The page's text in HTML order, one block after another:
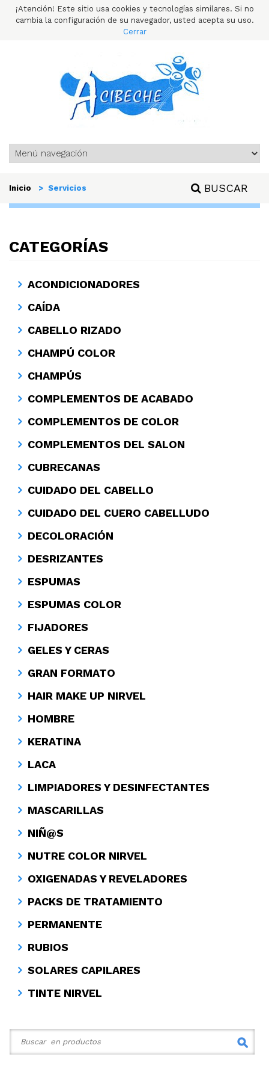
¡Atención! Este sitio usa cookies y tecnologías similares. Si no
cambia la configuración de su navegador, usted acepta su uso.
Cerrar
Inicio > Servicios BUSCAR
CATEGORÍAS
ACONDICIONADORES
CAÍDA
CABELLO RIZADO
CHAMPÚ COLOR
CHAMPÚS
COMPLEMENTOS DE ACABADO
COMPLEMENTOS DE COLOR
COMPLEMENTOS DEL SALON
CUBRECANAS
CUIDADO DEL CABELLO
CUIDADO DEL CUERO CABELLUDO
DECOLORACIÓN
DESRIZANTES
ESPUMAS
ESPUMAS COLOR
FIJADORES
GELES Y CERAS
GRAN FORMATO
HAIR MAKE UP NIRVEL
HOMBRE
KERATINA
LACA
LIMPIADORES Y DESINFECTANTES
MASCARILLAS
NIÑ@S
NUTRE COLOR NIRVEL
OXIGENADAS Y REVELADORES
PACKS DE TRATAMIENTO
PERMANENTE
RUBIOS
SOLARES CAPILARES
TINTE NIRVEL